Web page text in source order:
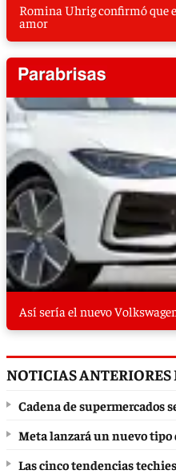
Romina Uhrig confirmó que
amor
Así sería el nuevo
NOTICIAS
Cadena de supermercados
Meta lanzará un nuevo tipo
Las cinco tendencias